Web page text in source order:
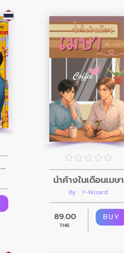
ป๊ะป๋ามาเฟียกับนายพี่เลี้ยงตัวป่วน
น้ำค้างในเดือนเมษา
By : Y-Wizard
89.00
THB.
BUY